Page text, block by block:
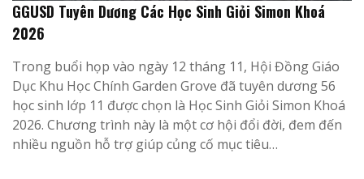
GGUSD Tuyên Dương Các Học Sinh Giỏi Simon Khoá
2026
Trong buổi họp vào ngày 12 tháng 11, Hội Đồng Giáo
Dục Khu Học Chính Garden Grove đã tuyên dương 56
học sinh lớp 11 được chọn là Học Sinh Giỏi Simon Khoá
2026. Chương trình này là một cơ hội đổi đời, đem đến
nhiều nguồn hỗ trợ giúp củng cố mục tiêu…